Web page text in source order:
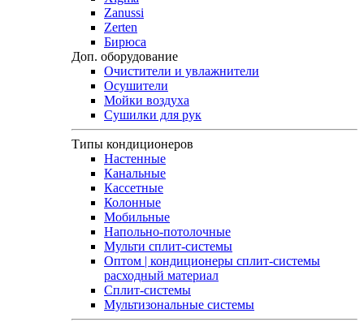
Zanussi
Zerten
Бирюса
Доп. оборудование
Очистители и увлажнители
Осушители
Мойки воздуха
Сушилки для рук
Типы кондиционеров
Настенные
Канальные
Кассетные
Колонные
Мобильные
Напольно-потолочные
Мульти сплит-системы
Оптом | кондиционеры сплит-системы
расходный материал
Сплит-системы
Мультизональные системы